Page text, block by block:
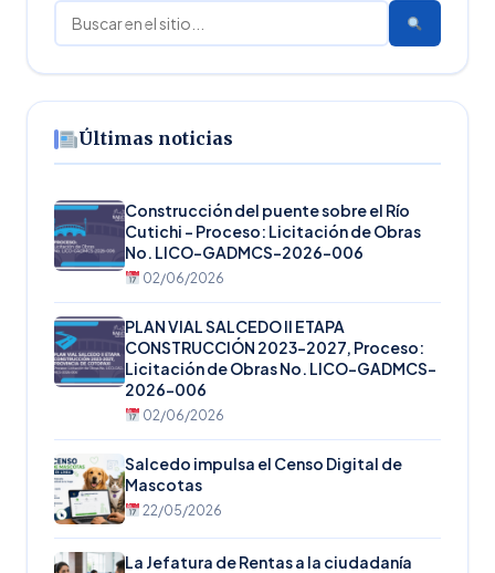
Buscar
Últimas noticias
Construcción del puente sobre el Río
Cutichi – Proceso: Licitación de Obras
No. LICO-GADMCS-2026-006
02/06/2026
PLAN VIAL SALCEDO II ETAPA
CONSTRUCCIÓN 2023-2027, Proceso:
Licitación de Obras No. LICO-GADMCS-
2026-006
02/06/2026
Salcedo impulsa el Censo Digital de
Mascotas
22/05/2026
La Jefatura de Rentas a la ciudadanía